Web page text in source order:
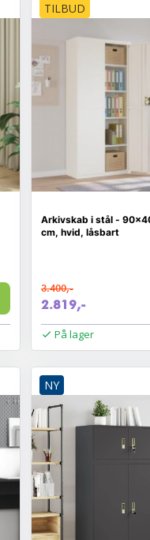
TILBUD
Arkivskab i stål -
cm, hvid, låsbart
3.400,-
2.819,-
På lager
NY